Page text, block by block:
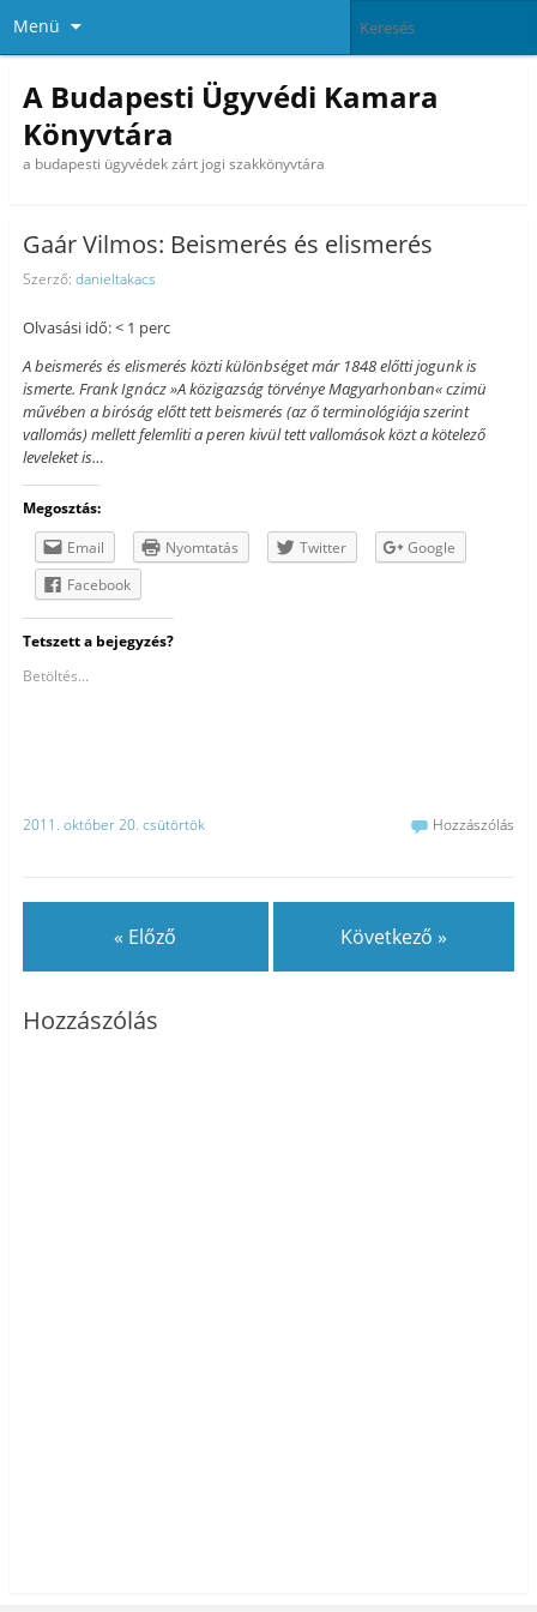
Menü
A Budapesti Ügyvédi Kamara
Könyvtára
a budapesti ügyvédek zárt jogi szakkönyvtára
Gaár Vilmos: Beismerés és elismerés
Szerző: danieltakacs
Olvasási idő: < 1 perc
A beismerés és elismerés közti különbséget már 1848 előtti jogunk is
ismerte. Frank Ignácz »A közigazság törvénye Magyarhonban« czimü
művében a biróság előtt tett beismerés (az ő terminológiája szerint
vallomás) mellett felemliti a peren kivül tett vallomások közt a kötelező
leveleket is…
Megosztás:
Email
Nyomtatás Twitter
Google
Facebook
Tetszett a bejegyzés?
Betöltés...
2011. október 20. csütörtök Hozzászólás
« Előző Következő »
Hozzászólás